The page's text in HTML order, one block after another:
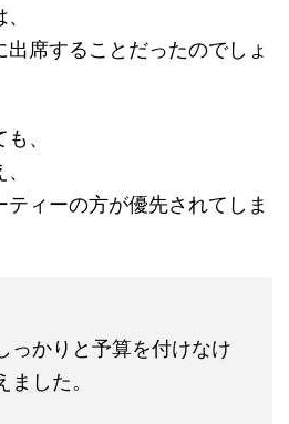
席することだったのでしょ
、
ィーの方が優先されてしま
っかりと予算を付けなけ
した。